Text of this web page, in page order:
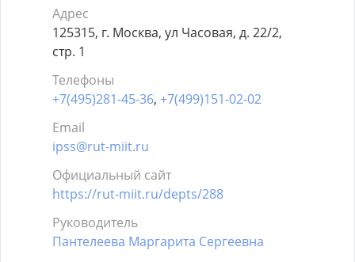
Адрес
125315, г. Москва, ул Часовая, д. 22/2,
стр. 1
Телефоны
+7(495)281-45-36, +7(499)151-02-02
Email
ipss@rut-miit.ru
Официальный сайт
https://rut-miit.ru/depts/288
Руководитель
Пантелеева Маргарита Сергеевна